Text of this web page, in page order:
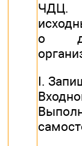
ЧДЦ.
о
I.